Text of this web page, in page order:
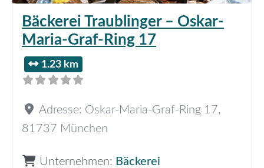
Bäckerei Traublinger – Oskar-
Maria-Graf-Ring 17
1.23 km
Adresse: Oskar-Maria-Graf-Ring 17,
81737 München
Unternehmen: Bäckerei